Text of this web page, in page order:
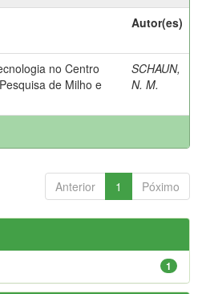
Autor(es)
no Centro
de Milho e
SCHAUN,
N. M.
Anterior 1 Póximo
1